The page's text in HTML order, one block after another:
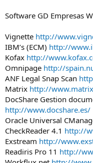
Software GD Empresas
Vignette http://
IBM’s (ECM) http://
Kofax http://
Omnipage http://
ANF Legal Snap Scan
Matrix http://
DocShare Gestion
http://www.docshare.es/
Oracle Universal
CheckReader 4.1 http://
Exstream http://
Readiris Pro 11 http://